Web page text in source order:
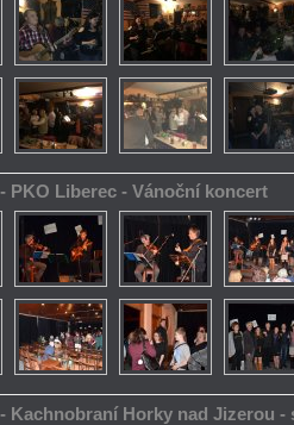
- PKO Liberec - Vánoční koncert
- Kachnobraní Horky nad Jizerou -